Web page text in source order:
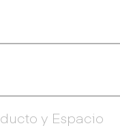
y Espacio